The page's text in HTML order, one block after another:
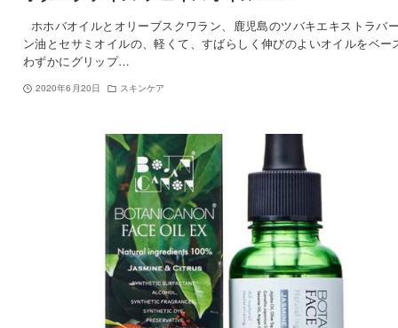
ホホバオイルとオリーブスクワラン、鹿児島のツバキエキストラバ
ン油とセサミオイルの、軽くて、すばらしく伸びのよいオイルをベー
わずかにグリップ…
2020年6月20日 スキンケア